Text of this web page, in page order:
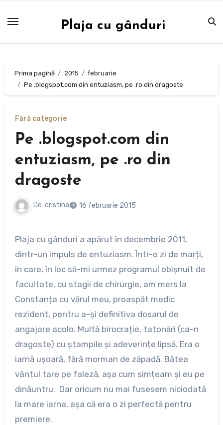
Plaja cu gânduri
Prima pagină 2015
februarie
Pe .blogspot.com din entuziasm, pe .ro din dragoste
Fără categorie
Pe .blogspot.com din
entuziasm, pe .ro din
dragoste
De cristina 16 februarie 2015
Plaja cu gânduri a apărut în decembrie 2011,
dintr-un impuls de entuziasm. Într-o zi de marți,
în care, în loc să-mi urmez programul obișnuit de
facultate, cu stagii de chirurgie, am mers la
Constanța cu vărul meu, proaspăt medic
rezident, pentru a-și definitiva dosarul de
angajare acolo. Multă birocrație, tatonări (ca-n
dragoste) cu ștampile și adeverințe lipsă. Era o
iarnă ușoară, fără morman de zăpadă. Bătea
vântul tare pe faleză, așa cum simțeam și eu pe
dinăuntru. Dar oricum nu mai fusesem niciodată
la mare iarna, așa că era o zi perfectă pentru
premiere.